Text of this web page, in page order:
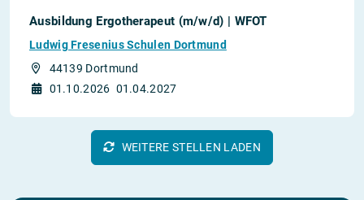
Ausbildung Ergotherapeut (m/w/d) | WFOT
Ludwig Fresenius Schulen Dortmund
44139 Dortmund
01.10.2026 01.04.2027
WEITERE STELLEN LADEN